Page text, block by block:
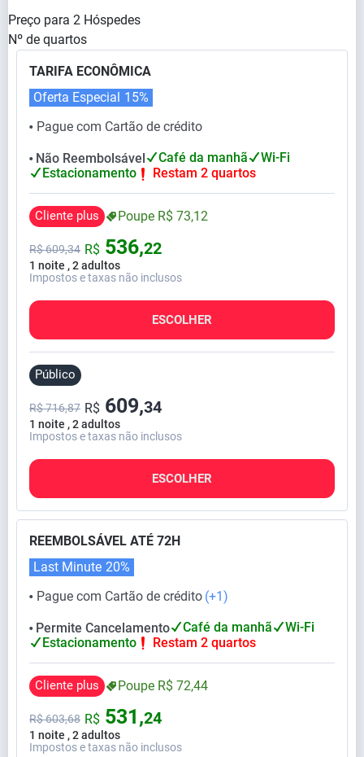
Preço para 2 Hóspedes
Nº de quartos
TARIFA ECONÔMICA
⬤ Pague com Cartão de crédito
Oferta Especial 15%
⬤ Não Reembolsável Café da manhã
Wi-Fi
Estacionamento
Restam 2 quartos
Cliente plus Poupe R$ 73,12
1 noite , 2 adultos
R$609,34 R$ 536,22
Impostos e taxas não inclusos
ESCOLHER
Público
1 noite , 2 adultos
R$ 716,87 R$ 609,34
Impostos e taxas não inclusos
ESCOLHER
REEMBOLSÁVEL ATÉ 72H
⬤ Pague com Cartão de crédito (+1)
Last Minute 20%
⬤ Permite Cancelamento Café da manhã
Wi-Fi
Estacionamento
Restam 2 quartos
Cliente plus Poupe R$ 72,44
1 noite , 2 adultos
R$603,68 R$ 531,24
Impostos e taxas não inclusos